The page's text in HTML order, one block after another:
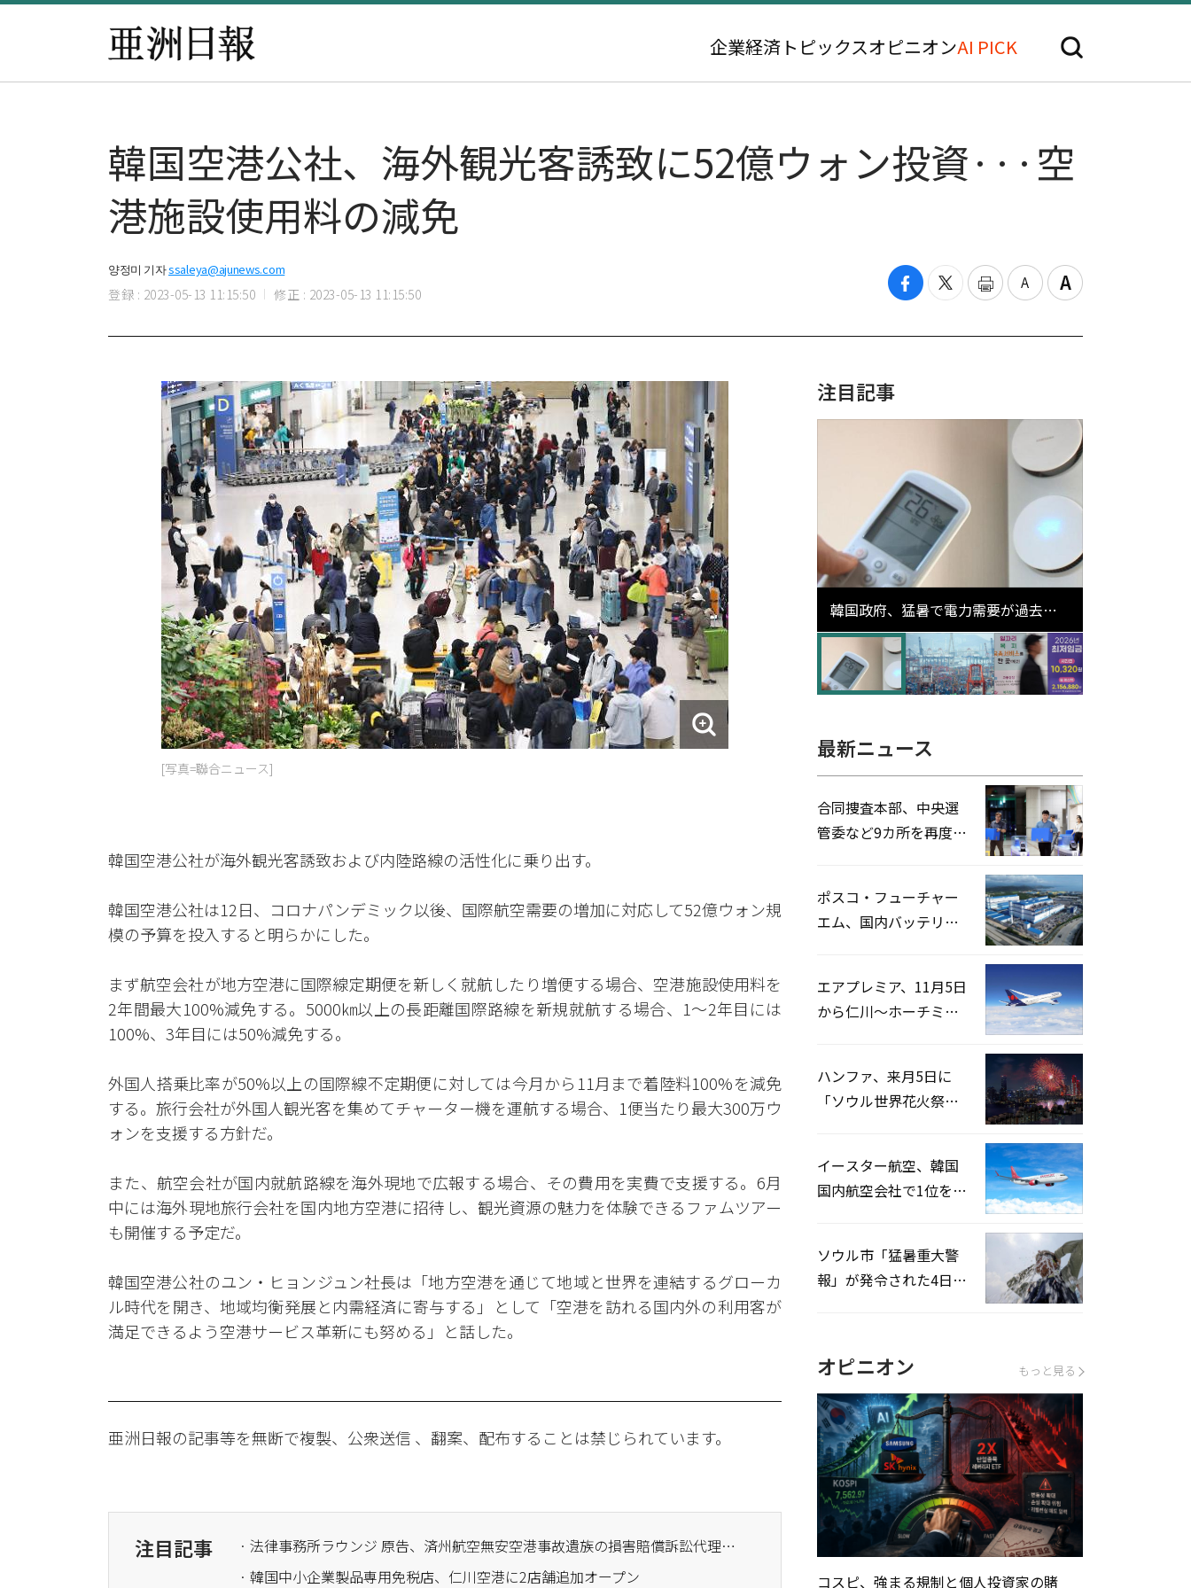
企業経済 トピックスオピニオンAI PICK
韓国空港公社、海外観光客誘致に52億ウォン投資···空
港施設使用料の減免
양정미 기자ssaleya@ajunews.com
登録 : 2023-05-13 11:15:50 修正 : 2023-05-13 11:15:50
[写真=聯合ニュース]
韓国空港公社が海外観光客誘致および内陸路線の活性化に乗り出す。
韓国空港公社は12日、コロナパンデミック以後、国際航空需要の増加に対応して52億ウォン規
模の予算を投入すると明らかにした。
まず航空会社が地方空港に国際線定期便を新しく就航したり増便する場合、空港施設使用料を
2年間最大100%減免する。5000㎞以上の長距離国際路線を新規就航する場合、1～2年目には
100%、3年目には50%減免する。
外国人搭乗比率が50%以上の国際線不定期便に対しては今月から11月まで着陸料100%を減免
する。旅行会社が外国人観光客を集めてチャーター機を運航する場合、1便当たり最大300万ウ
ォンを支援する方針だ。
また、航空会社が国内就航路線を海外現地で広報する場合、その費用を実費で支援する。6月
中には海外現地旅行会社を国内地方空港に招待し、観光資源の魅力を体験できるファムツアー
も開催する予定だ。
韓国空港公社のユン・ヒョンジュン社長は「地方空港を通じて地域と世界を連結するグローカ
ル時代を開き、地域均衡発展と内需経済に寄与する」として「空港を訪れる国内外の利用客が
満足できるよう空港サービス革新にも努める」と話した。
亜洲日報の記事等を無断で複製、公衆送信 、翻案、配布することは禁じられています。
注目記事
· 法律事務所ラウンジ 原告、済州航空無安空港事故遺族の損害賠償訴訟代理...「事故の真相を明確に究明」
· 韓国中小企業製品専用免税店、仁川空港に2店舗追加オープン
注目記事
韓国政府、猛暑で電力需要が過去最
高更新の可能性に需給対応体制を点
検
最新ニュース
合同捜査本部、中央選
管委など9カ所を再度家
ポスコ・フューチャー
エム、国内バッテリー
エアプレミア、11月5日
から仁川〜ホーチミン
ハンファ、来月5日に
「ソウル世界花火祭り
イースター航空、韓国
国内航空会社で1位を記
ソウル市「猛暑重大警
報」が発令された4日、
オピニオン もっと見る
コスピ、強まる規制と個人投資家の賭